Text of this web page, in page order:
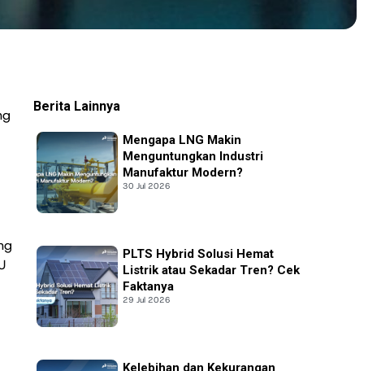
Berita Lainnya
Mengapa LNG Makin
Menguntungkan Industri
Manufaktur Modern?
30 Jul 2026
PLTS Hybrid Solusi Hemat
Listrik atau Sekadar Tren? Cek
Faktanya
29 Jul 2026
Kelebihan dan Kekurangan